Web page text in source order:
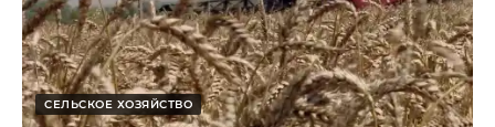
СЕЛЬСКОЕ ХОЗЯЙСТВО